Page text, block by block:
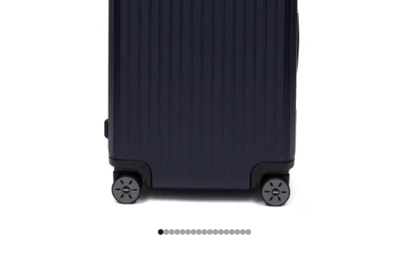
項目に移動する 1
項目に移動する 2
項目に移動する 3
項目に移動する 4
項目に移動する 5
項目に移動する 6
項目に移動する 7
項目に移動する 8
項目に移動する 9
項目に移動する 10
項目に移動する 11
項目に移動する 12
項目に移動する 13
項目に移動する 14
項目に移動する 15
項目に移動する 16
項目に移動する 17